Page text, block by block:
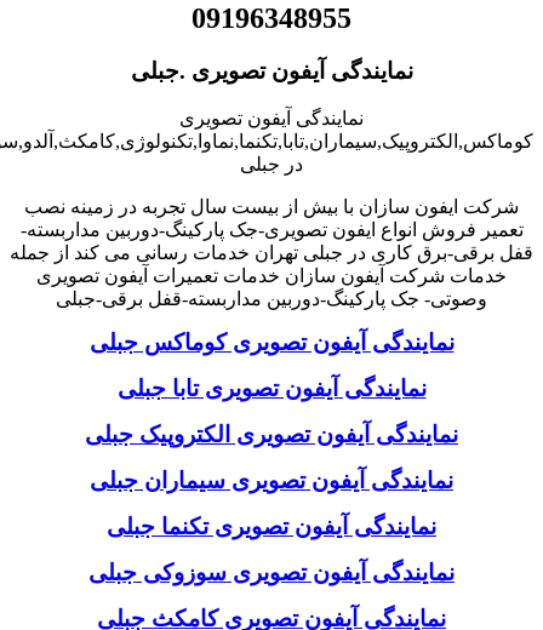
09196348955
نمایندگی آیفون تصویری .جبلی
نمایندگی آیفون تصویری
در جبلی
شرکت ایفون سازان با بیش از بیست سال تجربه در زمینه نصب
تعمیر فروش انواع ایفون تصویری-جک پارکینگ-دوربین مداربسته-
قفل برقی-برق کاری در جبلی تهران خدمات رسانی می کند از جمله
خدمات شرکت آیفون سازان خدمات تعمیرات آیفون تصویری
وصوتی- جک پارکینگ-دوربین مداربسته-قفل برقی-جبلی
نمایندگی آیفون تصویری کوماکس جبلی
نمایندگی آیفون تصویری تابا جبلی
نمایندگی آیفون تصویری الکتروپیک جبلی
نمایندگی آیفون تصویری سیماران جبلی
نمایندگی آیفون تصویری تکنما جبلی
نمایندگی آیفون تصویری سوزوکی جبلی
نمایندگی آیفون تصویری کامکث جبلی